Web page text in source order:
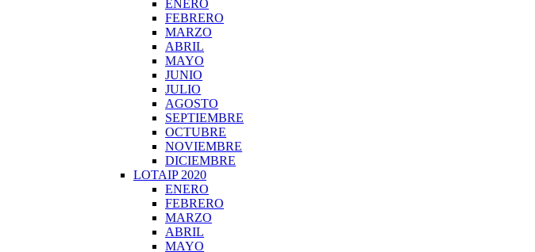
ENERO
FEBRERO
MARZO
ABRIL
MAYO
JUNIO
JULIO
AGOSTO
SEPTIEMBRE
OCTUBRE
NOVIEMBRE
DICIEMBRE
LOTAIP 2020
ENERO
FEBRERO
MARZO
ABRIL
MAYO